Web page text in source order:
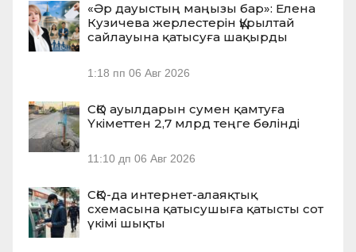
«Әр дауыстың маңызы бар»: Елена
Кузичева жерлестерін Құрылтай
сайлауына қатысуға шақырды
1:18 пп 06 Авг 2026
СҚО ауылдарын сумен қамтуға
Үкіметтен 2,7 млрд теңге бөлінді
11:10 дп 06 Авг 2026
СҚО-да интернет-алаяқтық
схемасына қатысушыға қатысты сот
үкімі шықты